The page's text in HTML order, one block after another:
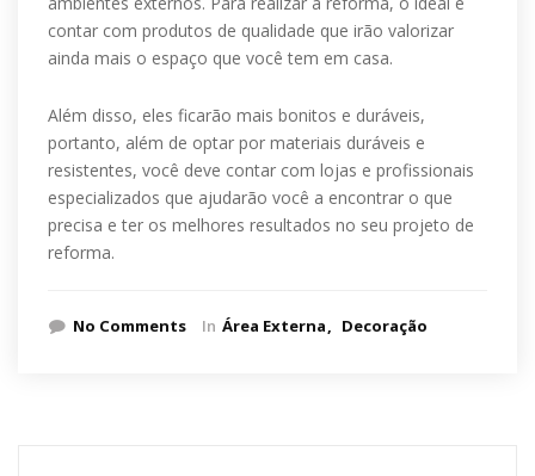
contar com produtos de qualidade que irão valorizar
ainda mais o espaço que você tem em casa.
Além disso, eles ficarão mais bonitos e duráveis,
portanto, além de optar por materiais duráveis e
resistentes, você deve contar com lojas e profissionais
especializados que ajudarão você a encontrar o que
precisa e ter os melhores resultados no seu projeto de
reforma.
No Comments In Área Externa Decoração